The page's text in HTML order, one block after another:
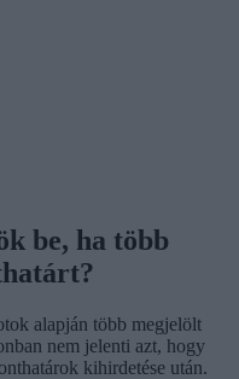
be, ha több
alapján több megjelölt
nem jelenti azt, hogy
kihirdetése után.